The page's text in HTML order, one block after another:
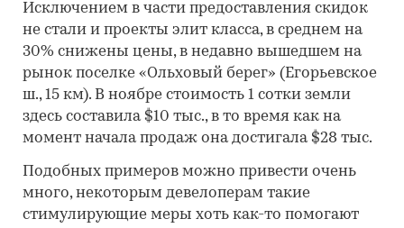
Исключением в части предоставления скидок
не стали и проекты элит класса, в среднем на
30% снижены цены, в недавно вышедшем на
рынок поселке «Ольховый берег» (Егорьевское
ш., 15 км). В ноябре стоимость 1 сотки земли
здесь составила $10 тыс., в то время как на
момент начала продаж она достигала $28 тыс.
Подобных примеров можно привести очень
много, некоторым девелоперам такие
стимулирующие меры хоть как-то помогают